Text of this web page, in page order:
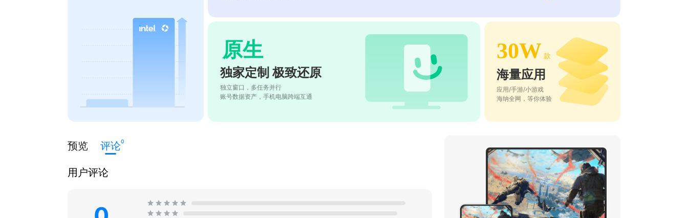
原生
独家定制 极致还原
独立窗口，多任务并行
账号数据资产，手机电脑跨端互通
30W 款
海量应用
应用/手游/小游戏
海纳全网，等你体验
预览 评论0
用户评论